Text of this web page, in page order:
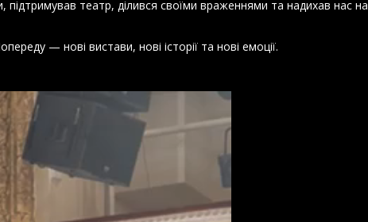
театр, ділився своїми враженнями та надихав нас на
— нові вистави, нові історії та нові емоції.